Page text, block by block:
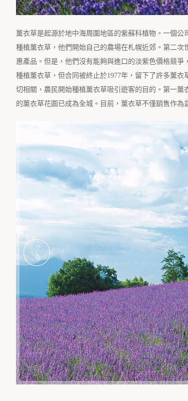
薰衣草是起源於地中海周圍地區的紫蘇科植物。一個
種植薰衣草，他們開始自己的農場在札幌近郊。第二
惠產品。但是，他們沒有能夠與進口的淡紫色價格競
種植薰衣草，但合同被終止於1977年，留下了許多薰
切相關，農民開始種植薰衣草吸引遊客的目的。第一
的薰衣草花園已成為全城。目前，薰衣草不僅銷售作為